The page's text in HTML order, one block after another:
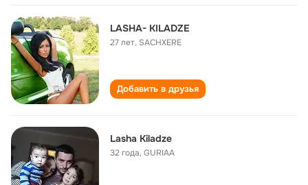
LASHA- KILADZE
27 лет, SACHXERE
Добавить в друзья
Lasha Kiladze
32 года,GURIAA